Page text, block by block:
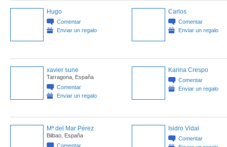
Hugo
Comentar
Enviar un regalo
Carlos
Comentar
Enviar un regalo
xavier sune
Tarragona, España
Comentar
Enviar un regalo
Karina Crespo
Comentar
Enviar un regalo
Mª del Mar Pérez
Bilbao, España
Comentar
Isidro Vidal
Comentar